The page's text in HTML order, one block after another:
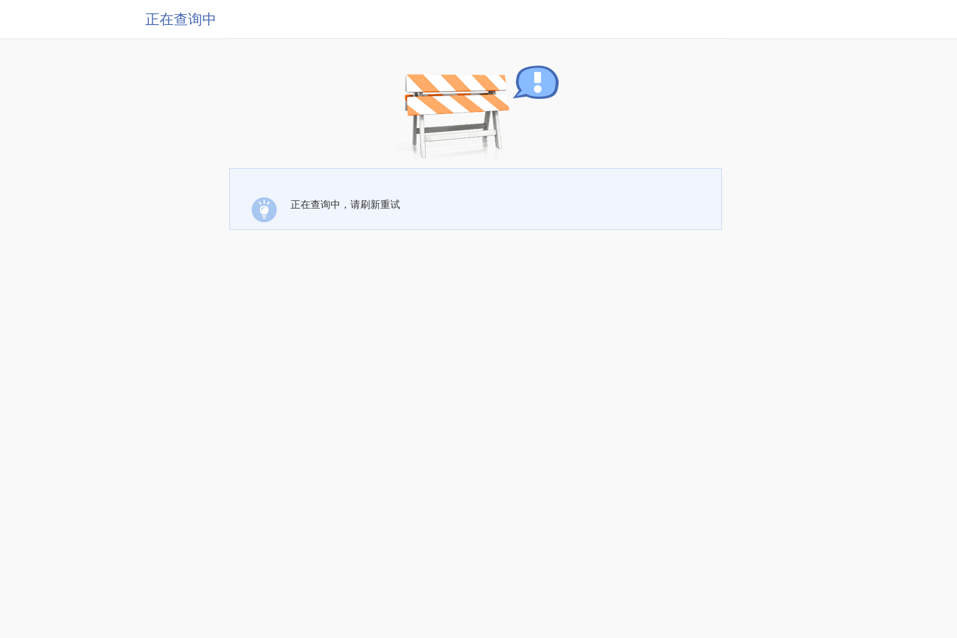
正在查询中
正在查询中，请刷新重试